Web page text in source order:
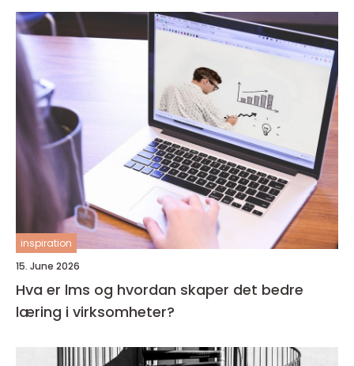
inspiration
15. June 2026
Hva er lms og hvordan skaper det bedre
læring i virksomheter?